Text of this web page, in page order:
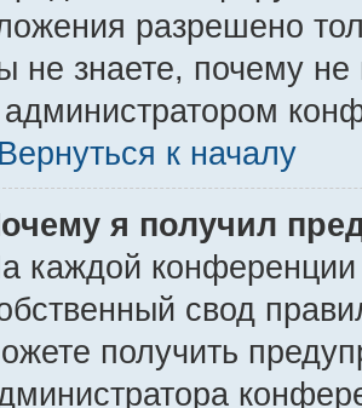
разрешено
не знаете, почему
администратором
Вернуться к началу
я получил
каждой конференции
свод
получить